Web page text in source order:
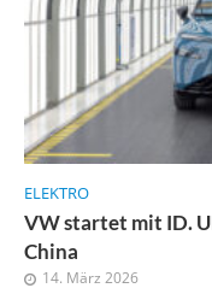
ELEKTRO
VW startet mit ID.
China
14. März 2026